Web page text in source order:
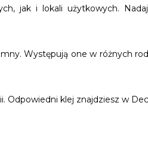
jak i lokali użytkowych.
Występują one w różnych
Odpowiedni klej znajdziesz w